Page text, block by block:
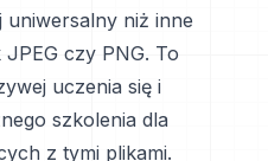
uniwersalny niż inne
czy PNG. To
uczenia się i
szkolenia dla
z tymi plikami.